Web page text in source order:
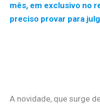
mês, em exclusivo no
preciso provar para
A novidade, que surge